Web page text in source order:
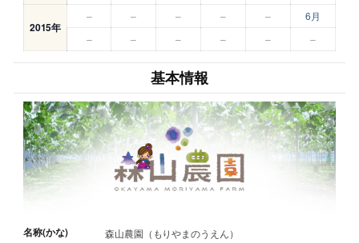
2015年
– – – – –
6月
–
– – – – –
基本情報
名称(かな) 森山農園（もりやまのうえん）